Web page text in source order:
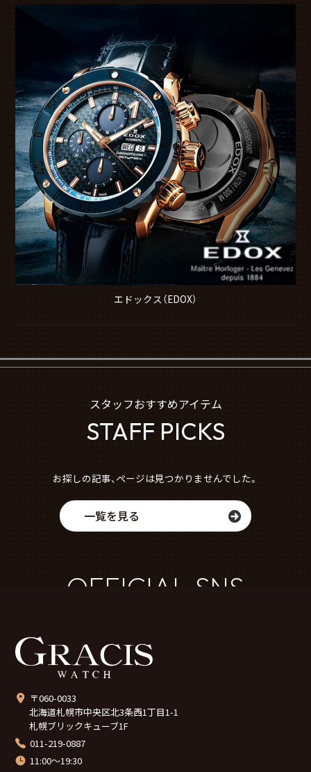
エドックス（EDOX）
スタッフおすすめアイテム
STAFF PICKS
お探しの記事、ページは見つかりませんでした。
一覧を見る
OFFICIAL SNS
〒060-0033
北海道札幌市中央区北3条西1丁目1-1
札幌ブリックキューブ1F
011-219-0887
11:00～19:30